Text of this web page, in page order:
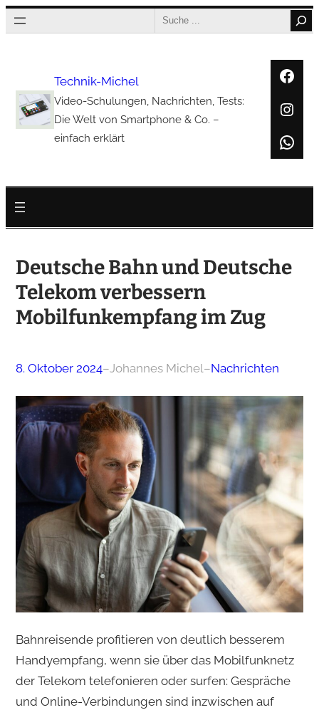
Zum
Inhalt
Search
Technik-Michel
Video-Schulungen, Nachrichten, Tests:
Die Welt von Smartphone & Co. –
einfach erklärt
Deutsche Bahn und Deutsche
Telekom verbessern
Mobilfunkempfang im Zug
8. Oktober 2024–Johannes Michel–Nachrichten
Bahnreisende profitieren von deutlich besserem
Handyempfang, wenn sie über das Mobilfunknetz
der Telekom telefonieren oder surfen: Gespräche
und Online-Verbindungen sind inzwischen auf